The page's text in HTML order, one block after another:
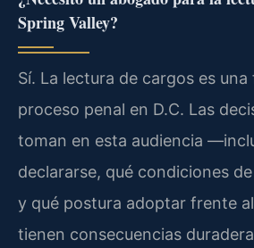
Spring Valley?
Sí. La lectura de cargos es
proceso penal en D.C. Las
toman en esta audiencia
declararse, qué condiciones
y qué postura adoptar frente
tienen consecuencias